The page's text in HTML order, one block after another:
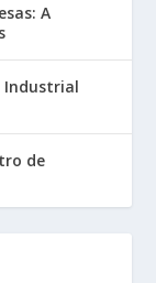
A
Industrial
de